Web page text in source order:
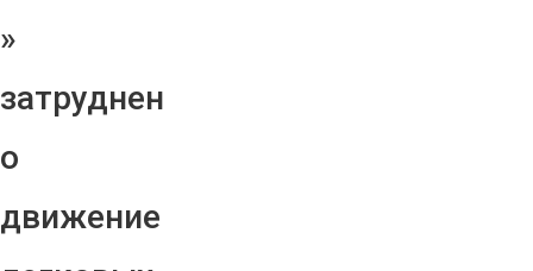
»
затруднен
о
движение